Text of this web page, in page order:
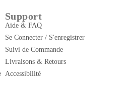
Support
Aide & FAQ
Se Connecter / S'enregistrer
Suivi de Commande
Livraisons & Retours
Accessibilité